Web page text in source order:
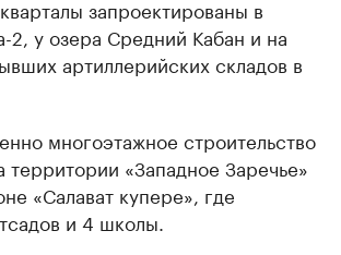
запроектированы в
у озера Средний Кабан и на
артиллерийских складов в
многоэтажное строительство
территории «Западное Заречье»
«Салават купере», где
и 4 школы.